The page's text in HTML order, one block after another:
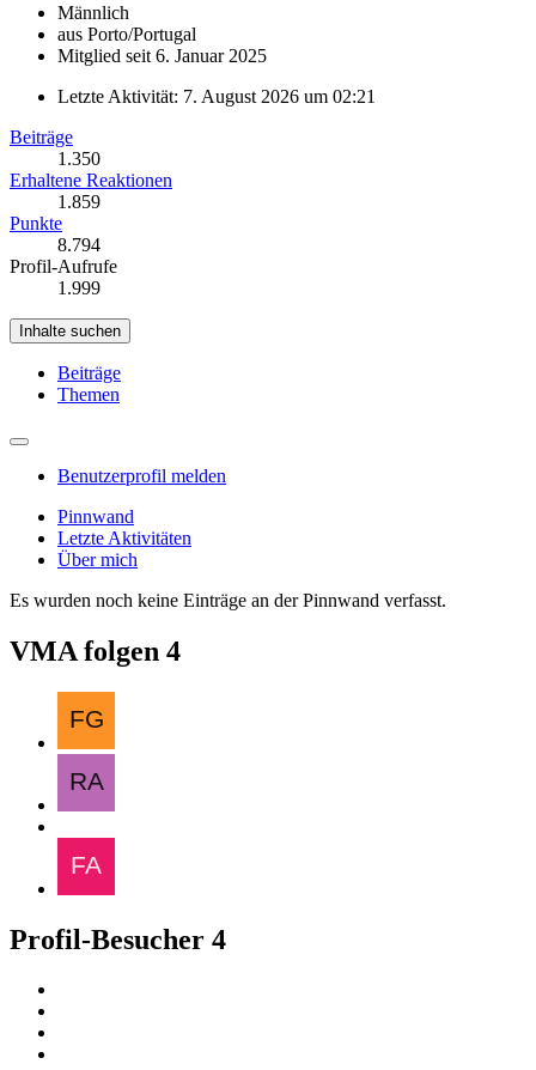
Männlich
aus Porto/Portugal
Mitglied seit 6. Januar 2025
Letzte Aktivität: 7. August 2026 um 02:21
Beiträge
1.350
Erhaltene Reaktionen
1.859
Punkte
8.794
Profil-Aufrufe
1.999
Inhalte suchen
Beiträge
Themen
Benutzerprofil melden
Pinnwand
Letzte Aktivitäten
Über mich
Es wurden noch keine Einträge an der Pinnwand verfasst.
VMA folgen 4
Profil-Besucher 4